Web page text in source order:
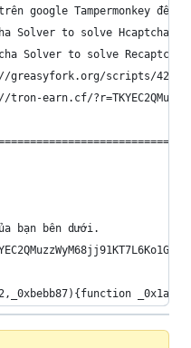
google Tampermonkey
Solver to solve Hcaptcha:
Solver to solve
scripts/
earn.cf/
bạn bên dưới.